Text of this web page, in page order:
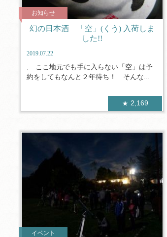
お知らせ
幻の日本酒 「空」(くう) 入荷しま
した!!
2019.07.22
, ここ地元でも手に入らない「空」は予
約をしてもなんと２年待ち！ そんな...
2,169
イベント